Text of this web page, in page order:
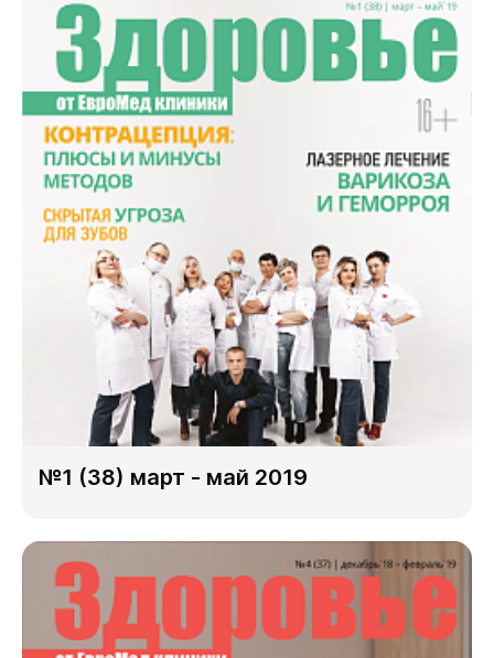
№1 (38) март - май 2019